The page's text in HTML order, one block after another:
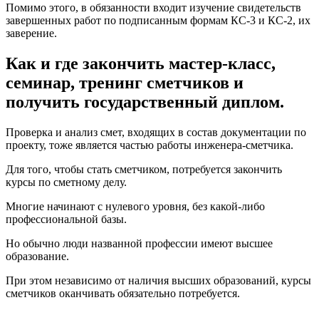
Помимо этого, в обязанности входит изучение свидетельств
завершенных работ по подписанным формам КС-3 и КС-2, их
заверение.
Как и где закончить мастер-класс,
семинар, тренинг сметчиков и
получить государственный диплом.
Проверка и анализ смет, входящих в состав документации по
проекту, тоже является частью работы инженера-сметчика.
Для того, чтобы стать сметчиком, потребуется закончить
курсы по сметному делу.
Многие начинают с нулевого уровня, без какой-либо
профессиональной базы.
Но обычно люди названной профессии имеют высшее
образование.
При этом независимо от наличия высших образований, курсы
сметчиков оканчивать обязательно потребуется.